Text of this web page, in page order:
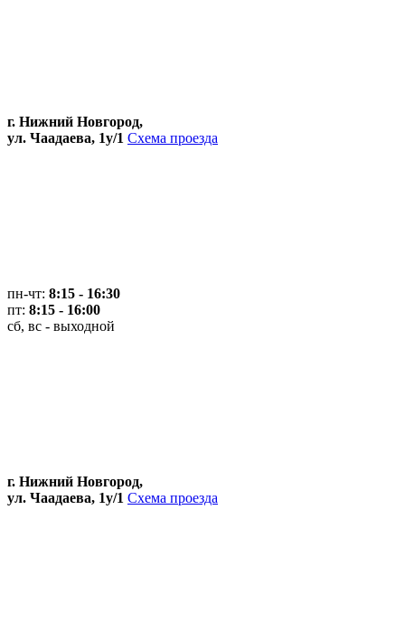
г. Нижний Новгород,
ул. Чаадаева, 1у/1 Схема проезда
пн-чт: 8:15 - 16:30
пт: 8:15 - 16:00
сб, вс - выходной
г. Нижний Новгород,
ул. Чаадаева, 1у/1 Схема проезда